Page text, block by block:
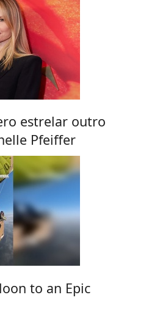
estrelar outro
Pfeiffer
to an Epic